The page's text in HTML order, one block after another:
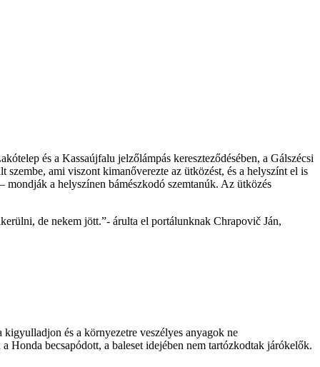
és a Kassaújfalu jelzőlámpás kereszteződésében, a Gálszécsi
ami viszont kimanőverezte az ütközést, és a helyszínt el is
a helyszínen bámészkodó szemtanúk. Az ütközés
de nekem jött.”- árulta el portálunknak Chrapovič Ján,
és a környezetre veszélyes anyagok ne
Honda becsapódott, a baleset idejében nem tartózkodtak járókelők.